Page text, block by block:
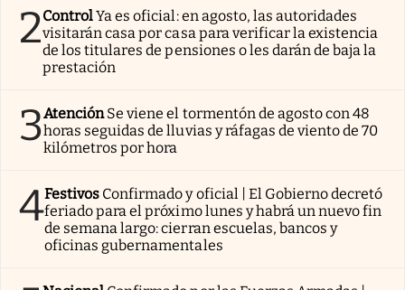
2ControlYa es oficial: en agosto, las autoridades
visitarán casa por casa para verificar la existencia
de los titulares de pensiones o les darán de baja la
prestación
3AtenciónSe viene el tormentón de agosto con 48
horas seguidas de lluvias y ráfagas de viento de 70
kilómetros por hora
4Festivos Confirmado y oficial | El Gobierno decretó
feriado para el próximo lunes y habrá un nuevo fin
de semana largo: cierran escuelas, bancos y
oficinas gubernamentales